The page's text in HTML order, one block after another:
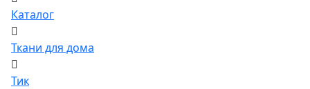
Каталог
Ткани для дома
Тик